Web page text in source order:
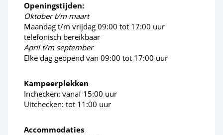
Activiteiten in de natuur
Fiets en wandelroutes
Boomkroonpad Borger
Sportactiviteiten
Fietsroutes
Fietsverhuur
Openingstijden:
Oktober t/m maart
Maandag t/m vrijdag 09:00 tot 17:00 uur
telefonisch bereikbaar
April t/m september
Elke dag geopend van 09:00 tot 17:00 uur
Kampeerplekken
Inchecken: vanaf 15:00 uur
Uitchecken: tot 11:00 uur
Accommodaties